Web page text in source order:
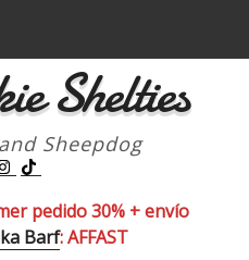
Shelties
Sheepdog
pedido 30% + envío
Barf: AFFAST